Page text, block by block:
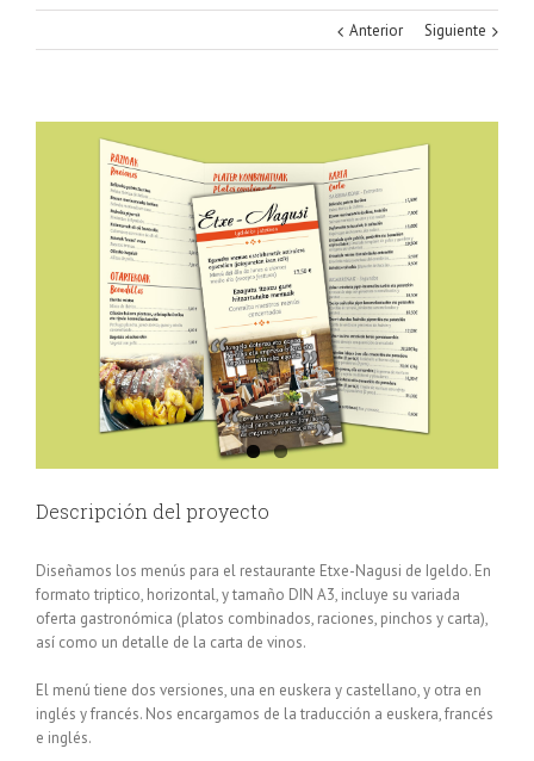
Anterior Siguiente
Descripción del proyecto
Diseñamos los menús para el restaurante Etxe-Nagusi de Igeldo. En
formato triptico, horizontal, y tamaño DIN A3, incluye su variada
oferta gastronómica (platos combinados, raciones, pinchos y carta),
así como un detalle de la carta de vinos.
El menú tiene dos versiones, una en euskera y castellano, y otra en
inglés y francés. Nos encargamos de la traducción a euskera, francés
e inglés.